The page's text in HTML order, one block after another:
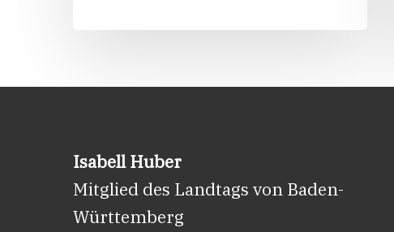
Neckarsulm
Isabell Huber
Mitglied des Landtags von Baden-
Württemberg